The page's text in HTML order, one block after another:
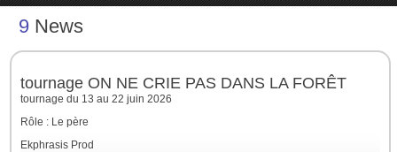
9 News
tournage ON NE CRIE PAS DANS LA FORÊT
tournage du 13 au 22 juin 2026
Rôle : Le père
Ekphrasis Prod